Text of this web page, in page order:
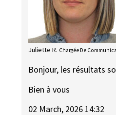
Juliette R. Chargée De
Bonjour, les résultats
Bien à vous
02 March, 2026 14:32